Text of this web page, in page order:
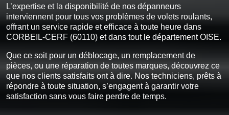
L’expertise et la disponibilité de nos dépanneurs
interviennent pour tous vos problèmes de volets roulants,
offrant un service rapide et efficace à toute heure dans
CORBEIL-CERF (60110) et dans tout le département OISE.
Que ce soit pour un déblocage, un remplacement de
pièces, ou une réparation de toutes marques, découvrez ce
que nos clients satisfaits ont à dire. Nos techniciens, prêts à
répondre à toute situation, s’engagent à garantir votre
satisfaction sans vous faire perdre de temps.